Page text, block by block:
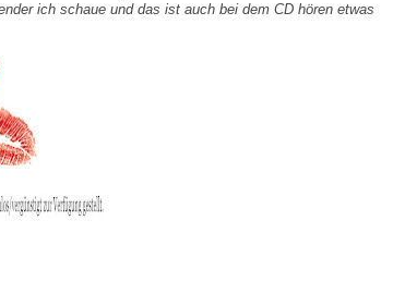
ich schaue und das ist auch bei dem CD hören etwas